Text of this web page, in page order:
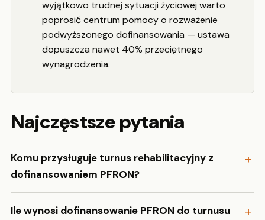
wyjątkowo trudnej sytuacji życiowej warto
poprosić centrum pomocy o rozważenie
podwyższonego dofinansowania — ustawa
dopuszcza nawet 40% przeciętnego
wynagrodzenia.
Najczęstsze pytania
Komu przysługuje turnus rehabilitacyjny z
dofinansowaniem PFRON?
Ile wynosi dofinansowanie PFRON do turnusu